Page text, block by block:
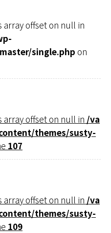
array offset on null in
single.php on
array offset on null in /va
themes/susty-
107
array offset on null in /va
themes/susty-
109